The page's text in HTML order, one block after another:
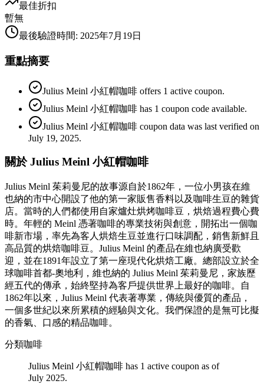
最佳折扣
暫無
最後驗證時間: 2025年7月19日
重點摘要
Julius Meinl 小紅帽咖啡 offers 1 active coupon.
Julius Meinl 小紅帽咖啡 has 1 coupon code available.
Julius Meinl 小紅帽咖啡 coupon data was last verified on
July 19, 2025.
關於 Julius Meinl 小紅帽咖啡
Julius Meinl 茱莉曼尼的故事源自於1862年，一位小男孩在維
也納的市中心開設了他的第一家販售香料以及咖啡生豆的雜貨
店。當時的人們都使用自家爐灶烘烤咖啡豆，烘焙過程費心費
時。年輕的 Meinl 憑著咖啡的專業技術與創意，開拓出一個咖
啡新市場，率先為客人烘焙生豆並進行口味調配，銷售新鮮且
高品質的烘焙咖啡豆。Julius Meinl 的產品在維也納廣受歡
迎，並在1891年設立了第一座現代化烘焙工廠。總部設立於全
球咖啡首都-奧地利，維也納的 Julius Meinl 茱莉曼尼，家族歷
經五代的傳承，始終堅持為客戶提供世界上最好的咖啡。自
1862年以來，Julius Meinl 代表著專業，傳統與優質的產品，
一個多世紀以來所累積的經驗與文化。我們保證的是無可比擬
的香氣、口感的精品咖啡。
分類咖啡
Julius Meinl 小紅帽咖啡 has 1 active coupon as of
July 2025.